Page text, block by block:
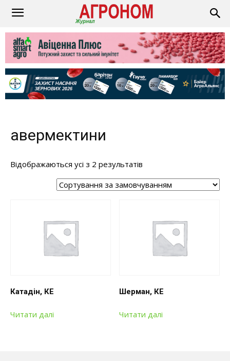
авермектини
Відображаються усі з 2 результатів
Катадін, КЕ
Читати далі
Шерман, КЕ
Читати далі